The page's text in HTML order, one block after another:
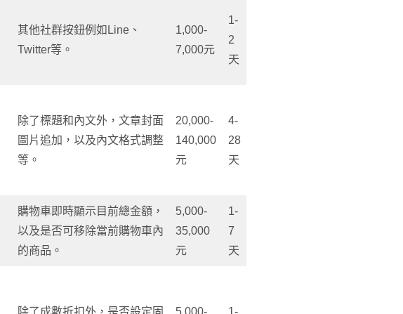
其他社群按鈕例如Line、
Twitter等。
1,000-
7,000元
1-
2
天
除了標題和內文外，文章封面
圖片追加，以及內文格式調整
等。
20,000-
140,000
元
4-
28
天
購物車即時顯示目前總金額，
以及是否可移除當前購物車內
的商品。
5,000-
35,000
元
1-
7
天
除了成數折扣外，是否設定固
5,000- 1-